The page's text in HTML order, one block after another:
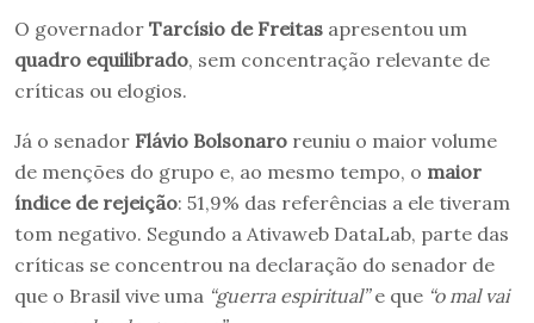
O governador Tarcísio de Freitas apresentou um
quadro equilibrado, sem concentração relevante de
críticas ou elogios.
Já o senador Flávio Bolsonaro reuniu o maior volume
de menções do grupo e, ao mesmo tempo, o maior
índice de rejeição: 51,9% das referências a ele tiveram
tom negativo. Segundo a Ativaweb DataLab, parte das
críticas se concentrou na declaração do senador de
que o Brasil vive uma “guerra espiritual”e que “o mal vai